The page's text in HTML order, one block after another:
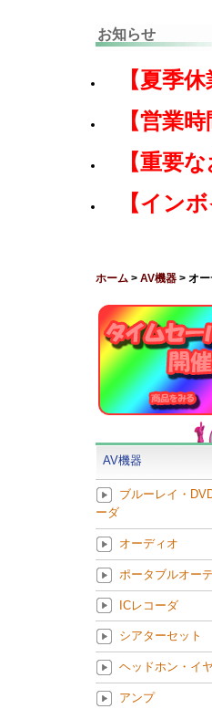
お知らせ
【夏季
【営業
【重要
【イン
ホーム > AV機器 > オ
AV機器
ブルーレイ・
ーダ
オーディオ
ポータブルオー
ICレコーダ
シアターセット
ヘッドホン・イ
アンプ